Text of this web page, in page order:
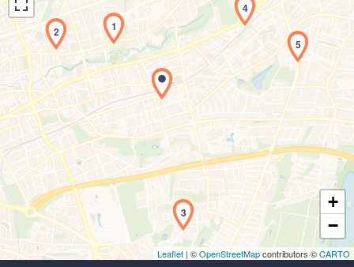
Laden der Karte...
1
2
3
4
5
+
−
Leaflet | ©OpenStreetMapcontributors ©CARTO